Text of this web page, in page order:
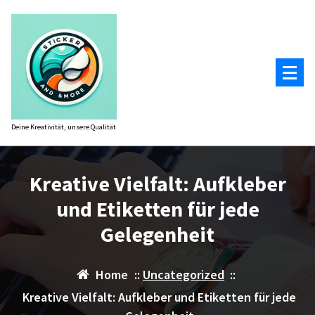
springen
Deine Kreativität, unsere Qualität
Kreative Vielfalt: Aufkleber
und Etiketten für jede
Gelegenheit
Home :: Uncategorized::
Kreative Vielfalt: Aufkleber und Etiketten für jede